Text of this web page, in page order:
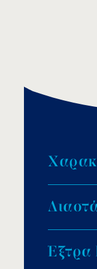
Χαρακ
Υλικό:
Χρώμα
Διαστ
Έξτρα